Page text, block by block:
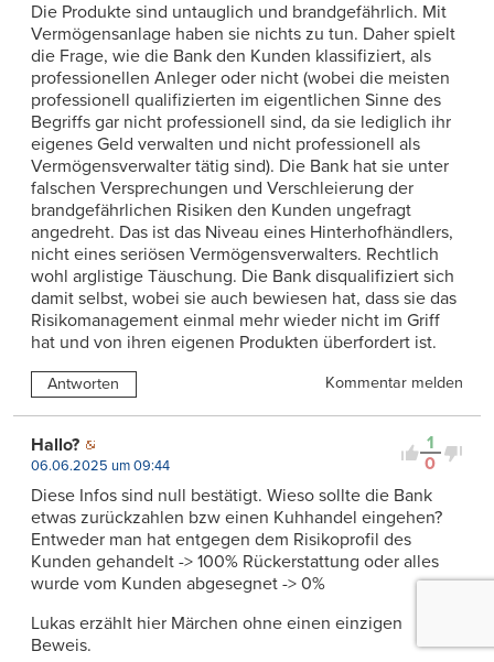
Die Produkte sind untauglich und brandgefährlich. Mit
Vermögensanlage haben sie nichts zu tun. Daher spielt
die Frage, wie die Bank den Kunden klassifiziert, als
professionellen Anleger oder nicht (wobei die meisten
professionell qualifizierten im eigentlichen Sinne des
Begriffs gar nicht professionell sind, da sie lediglich ihr
eigenes Geld verwalten und nicht professionell als
Vermögensverwalter tätig sind). Die Bank hat sie unter
falschen Versprechungen und Verschleierung der
brandgefährlichen Risiken den Kunden ungefragt
angedreht. Das ist das Niveau eines Hinterhofhändlers,
nicht eines seriösen Vermögensverwalters. Rechtlich
wohl arglistige Täuschung. Die Bank disqualifiziert sich
damit selbst, wobei sie auch bewiesen hat, dass sie das
Risikomanagement einmal mehr wieder nicht im Griff
hat und von ihren eigenen Produkten überfordert ist.
Antworten Kommentar melden
1
0
Hallo?
06.06.2025 um 09:44
Diese Infos sind null bestätigt. Wieso sollte die Bank
etwas zurückzahlen bzw einen Kuhhandel eingehen?
Entweder man hat entgegen dem Risikoprofil des
Kunden gehandelt -> 100% Rückerstattung oder alles
wurde vom Kunden abgesegnet -> 0%
Lukas erzählt hier Märchen ohne einen einzigen
Beweis.